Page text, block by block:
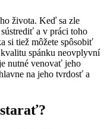
života. Keď sa zle
a v práci toho
si tiež môžete spôsobiť
spánku neovplyvní
nutné venovať jeho
na jeho tvrdosť a